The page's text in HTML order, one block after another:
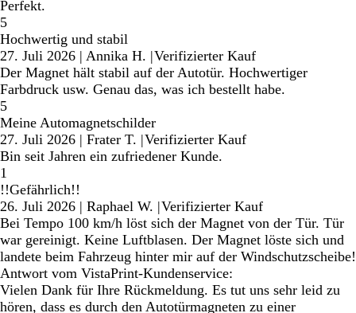
Perfekt.
5
Hochwertig und stabil
27. Juli 2026 | Annika H. |Verifizierter Kauf
Der Magnet hält stabil auf der Autotür. Hochwertiger
Farbdruck usw. Genau das, was ich bestellt habe.
5
Meine Automagnetschilder
27. Juli 2026 | Frater T. |Verifizierter Kauf
Bin seit Jahren ein zufriedener Kunde.
1
!!Gefährlich!!
26. Juli 2026 | Raphael W. |Verifizierter Kauf
Bei Tempo 100 km/h löst sich der Magnet von der Tür. Tür
war gereinigt. Keine Luftblasen. Der Magnet löste sich und
landete beim Fahrzeug hinter mir auf der Windschutzscheibe!
Antwort vom VistaPrint-Kundenservice:
Vielen Dank für Ihre Rückmeldung. Es tut uns sehr leid zu
hören, dass es durch den Autotürmagneten zu einer